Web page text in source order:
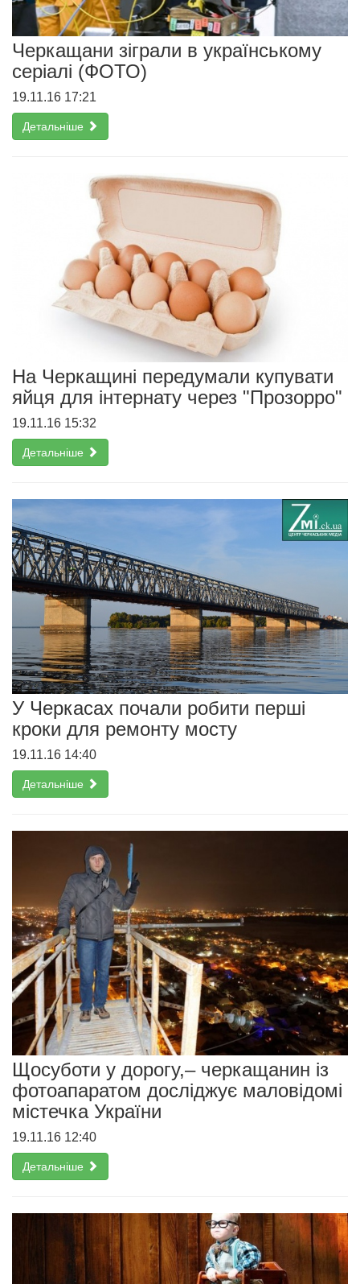
Черкащани зіграли в українському
серіалі (ФОТО)
19.11.16 17:21
Детальніше
На Черкащині передумали купувати
яйця для інтернату через "Прозорро"
19.11.16 15:32
Детальніше
У Черкасах почали робити перші
кроки для ремонту мосту
19.11.16 14:40
Детальніше
Щосуботи у дорогу,– черкащанин із
фотоапаратом досліджує маловідомі
містечка України
19.11.16 12:40
Детальніше